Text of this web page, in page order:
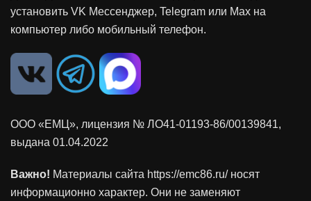
установить VK Мессенджер, Telegram или Max на
компьютер либо мобильный телефон.
ООО «ЕМЦ», лицензия № ЛО41-01193-86/00139841,
выдана 01.04.2022
Важно! Материалы сайта https://emc86.ru/ носят
информационно характер. Они не заменяют